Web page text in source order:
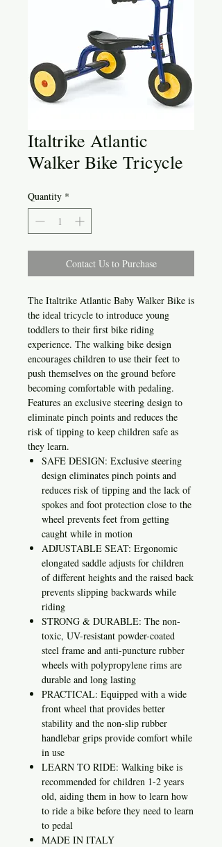
Italtrike Atlantic
Walker Bike Tricycle
Quantity *
Contact Us to Purchase
The Italtrike Atlantic Baby Walker Bike is
the ideal tricycle to introduce young
toddlers to their first bike riding
experience. The walking bike design
encourages children to use their feet to
push themselves on the ground before
becoming comfortable with pedaling.
Features an exclusive steering design to
eliminate pinch points and reduces the
risk of tipping to keep children safe as
they learn.
SAFE DESIGN: Exclusive steering
design eliminates pinch points and
reduces risk of tipping and the lack of
spokes and foot protection close to the
wheel prevents feet from getting
caught while in motion
ADJUSTABLE SEAT: Ergonomic
elongated saddle adjusts for children
of different heights and the raised back
prevents slipping backwards while
riding
STRONG & DURABLE: The non-
toxic, UV-resistant powder-coated
steel frame and anti-puncture rubber
wheels with polypropylene rims are
durable and long lasting
PRACTICAL: Equipped with a wide
front wheel that provides better
stability and the non-slip rubber
handlebar grips provide comfort while
in use
LEARN TO RIDE: Walking bike is
recommended for children 1-2 years
old, aiding them in how to learn how
to ride a bike before they need to learn
to pedal
MADE IN ITALY